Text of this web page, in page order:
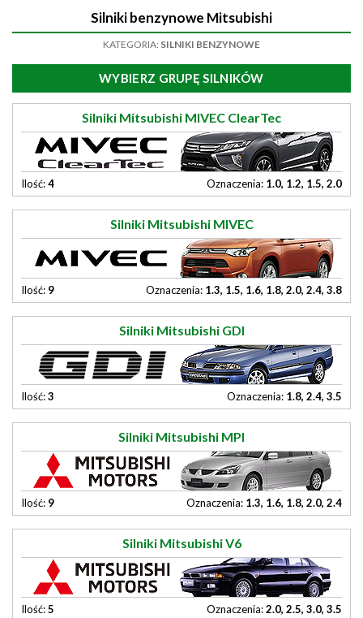
Silniki benzynowe Mitsubishi
KATEGORIA: SILNIKI BENZYNOWE
WYBIERZ GRUPĘ SILNIKÓW
Silniki Mitsubishi MIVEC ClearTec
Ilość:4 Oznaczenia: 1.0, 1.2, 1.5, 2.0
Silniki Mitsubishi MIVEC
Ilość: 9 Oznaczenia: 1.3, 1.5, 1.6, 1.8, 2.0, 2.4, 3.8
Silniki Mitsubishi GDI
Ilość:3 Oznaczenia: 1.8, 2.4, 3.5
Silniki Mitsubishi MPI
Ilość: 9 Oznaczenia: 1.3, 1.6, 1.8, 2.0, 2.4
Silniki Mitsubishi V6
Ilość:5 Oznaczenia:2.0, 2.5, 3.0, 3.5